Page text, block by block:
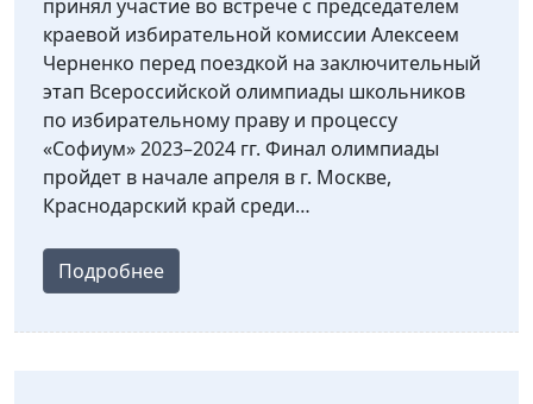
принял участие во встрече с председателем
краевой избирательной комиссии Алексеем
Черненко перед поездкой на заключительный
этап Всероссийской олимпиады школьников
по избирательному праву и процессу
«Софиум» 2023–2024 гг. Финал олимпиады
пройдет в начале апреля в г. Москве,
Краснодарский край среди…
Подробнее